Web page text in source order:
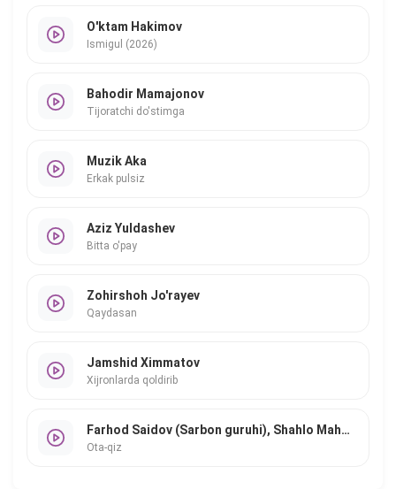
O'ktam Hakimov
Ismigul (2026)
Bahodir Mamajonov
Tijoratchi do'stimga
Muzik Aka
Erkak pulsiz
Aziz Yuldashev
Bitta o'pay
Zohirshoh Jo'rayev
Qaydasan
Jamshid Ximmatov
Xijronlarda qoldirib
Farhod Saidov (Sarbon guruhi), Shahlo Mahmudova
Ota-qiz